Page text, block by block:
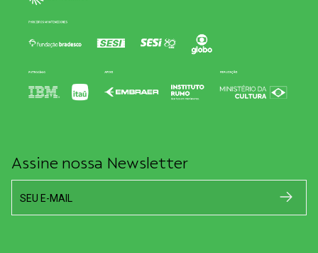
Assine nossa Newsletter
SEU E-MAIL